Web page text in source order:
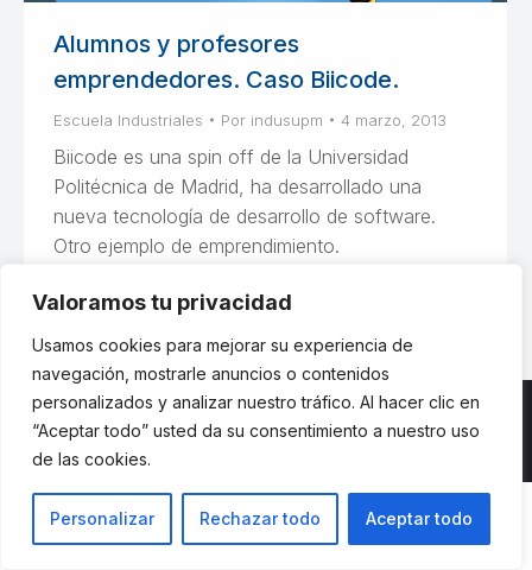
Valoramos tu privacidad
Usamos cookies para mejorar su experiencia de
navegación, mostrarle anuncios o contenidos
personalizados y analizar nuestro tráfico. Al hacer clic en
“Aceptar todo” usted da su consentimiento a nuestro uso
de las cookies.
Personalizar Rechazar todo Aceptar todo
Alumnos y profesores
emprendedores. Caso Biicode.
Escuela Industriales Por indusupm 4 marzo, 2013
Biicode es una spin off de la Universidad
Politécnica de Madrid, ha desarrollado una
nueva tecnología de desarrollo de software.
Otro ejemplo de emprendimiento.
© ETSII UPM - una web de